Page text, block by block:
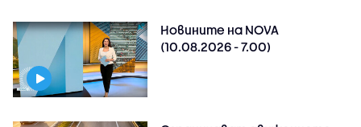
Новините на NOVA
(10.08.2026 - 7.00)